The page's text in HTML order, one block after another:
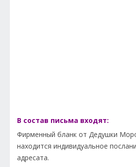
В состав письма входят:
Фирменный бланк от Дедушки
находится индивидуальное
адресата.